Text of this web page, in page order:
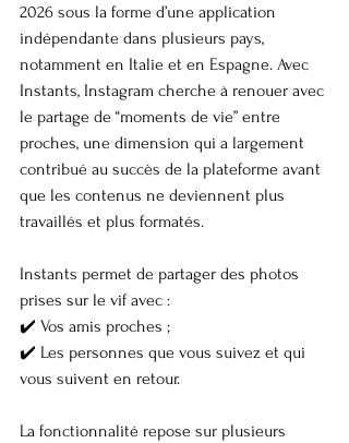
2026 sous la forme d’une application
indépendante dans plusieurs pays,
notamment en Italie et en Espagne. Avec
Instants, Instagram cherche à renouer avec
le partage de “moments de vie” entre
proches, une dimension qui a largement
contribué au succès de la plateforme avant
que les contenus ne deviennent plus
travaillés et plus formatés.
Instants permet de partager des photos
prises sur le vif avec :
✔️ Vos amis proches ;
✔️ Les personnes que vous suivez et qui
vous suivent en retour.
La fonctionnalité repose sur plusieurs